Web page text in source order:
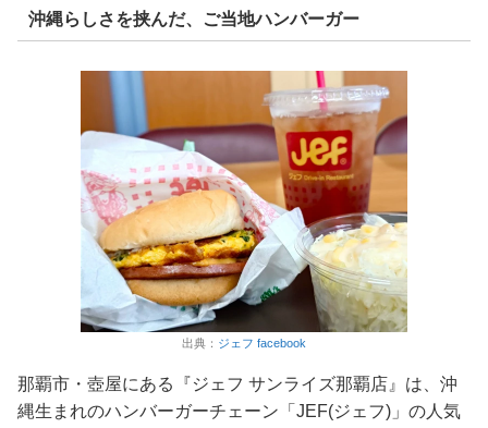
沖縄らしさを挟んだ、ご当地ハンバーガー
出典： ジェフ facebook
那覇市・壺屋にある『ジェフ サンライズ那覇店』は、沖
縄生まれのハンバーガーチェーン「JEF(ジェフ)」の人気